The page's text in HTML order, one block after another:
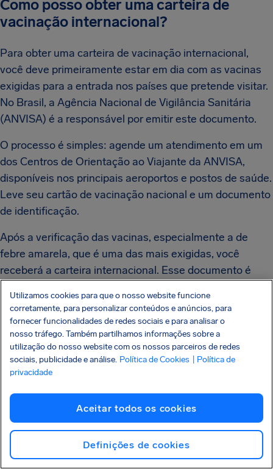
Como posso obter uma carteira de
vacinação internacional?
Para obter uma carteira de vacinação internacional,
você deve primeiramente estar em dia com as vacinas
exigidas para a entrada nos países que pretende visitar.
No Brasil, a Agência Nacional de Vigilância Sanitária
(ANVISA) é a responsável por emitir este documento.
O processo é simples: agende um atendimento em um
dos Centros de Orientação ao Viajante da ANVISA,
disponíveis nos principais aeroportos e postos de saúde.
Leve seu cartão de vacinação nacional e um documento
de identificação.
Após a verificação das vacinas, especialmente a de
febre amarela, que é uma das mais exigidas, você
receberá a carteira internacional. Esse documento é
incluído nos documentos para embarque internacional.
O que preciso para viajar com crianças
ou menores de idade?
atenção especial a alguns documentos específicos.
Além do passaporte, que é obrigatório para qualquer
viagem internacional, é necessário ter uma autorização
de viagem assinada pelos pais ou responsáveis legais.
Utilizamos cookies para que o nosso website funcione
corretamente, para personalizar conteúdos e anúncios, para
fornecer funcionalidades de redes sociais e para analisar o
nosso tráfego. Também partilhamos informações sobre a
utilização do nosso website com os nossos parceiros de redes
sociais, publicidade e análise. Política de Cookies
| Política de
privacidade
Aceitar todos os cookies
Definições de cookies